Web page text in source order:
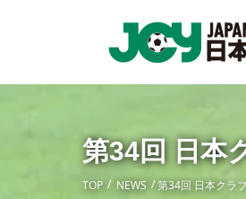
第34回 日本
TOP NEWS 第34回 日本クラ